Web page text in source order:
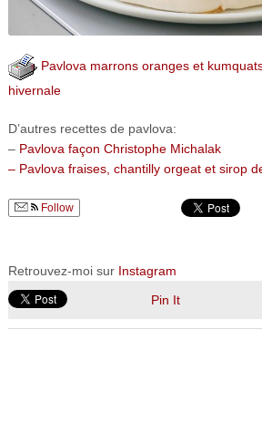
Pavlova marrons oranges et
hivernale
D’autres recettes de pavlova:
– Pavlova façon Christophe Michalak
– Pavlova fraises, chantilly orgeat et sirop
Follow
Retrouvez-moi sur Instagram
Pin It